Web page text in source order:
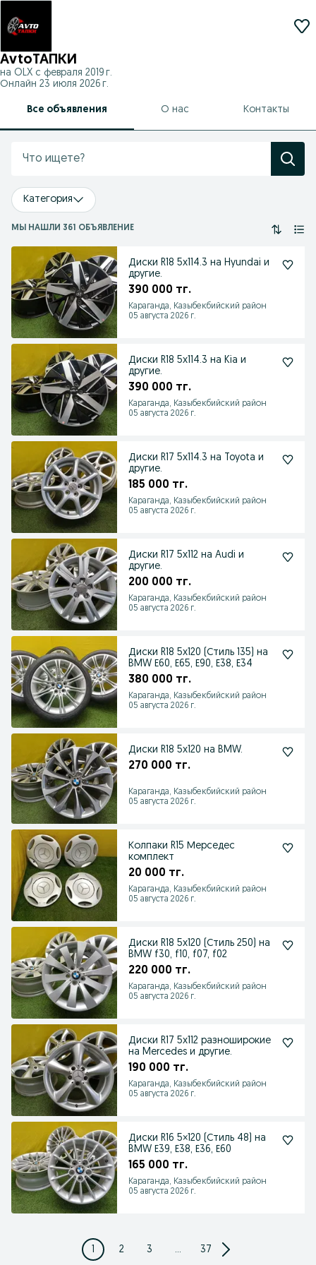
AvtoТАПКИ
на OLX с февраля 2019 г.
Онлайн 23 июля 2026 г.
Все объявления О нас Контакты
Категория
МЫ НАШЛИ 361 ОБЪЯВЛЕНИЕ
Диски R18 5x114.3 на Hyundai и
другие.
390 000 тг.
Караганда, Казыбекбийский район
05 августа 2026 г.
Диски R18 5x114.3 на Kia и
другие.
390 000 тг.
Караганда, Казыбекбийский район
05 августа 2026 г.
Диски R17 5x114.3 на Toyota и
другие.
185 000 тг.
Караганда, Казыбекбийский район
05 августа 2026 г.
Диски R17 5x112 на Audi и
другие.
200 000 тг.
Караганда, Казыбекбийский район
05 августа 2026 г.
Диски R18 5x120 (Стиль 135) на
BMW Е60, Е65, Е90, Е38, Е34
380 000 тг.
Караганда, Казыбекбийский район
05 августа 2026 г.
Диски R18 5x120 на BMW.
270 000 тг.
Караганда, Казыбекбийский район
05 августа 2026 г.
Колпаки R15 Мерседес
комплект
20 000 тг.
Караганда, Казыбекбийский район
05 августа 2026 г.
Диски R18 5x120 (Стиль 250) на
BMW f30, f10, f07, f02
220 000 тг.
Караганда, Казыбекбийский район
05 августа 2026 г.
Диски R17 5x112 разноширокие
на Mercedes и другие.
190 000 тг.
Караганда, Казыбекбийский район
05 августа 2026 г.
Диски R16 5×120 (Стиль 48) на
BMW Е39, Е38, Е36, Е60
165 000 тг.
Караганда, Казыбекбийский район
05 августа 2026 г.
1 2 3 ... 37